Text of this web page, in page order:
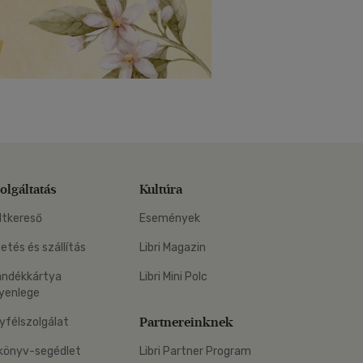
és szállítás
segédlet
Kultúra
Események
Libri Magazin
Libri Mini Polc
Partnereinknek
Libri Partner Program